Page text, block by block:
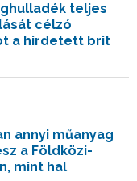
teljes
célzó
a hirdetett brit
annyi műanyag
a Földközi-
mint hal